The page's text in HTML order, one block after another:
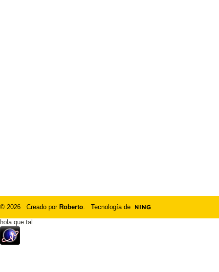
© 2026 Creado por Roberto. Tecnología de
hola que tal